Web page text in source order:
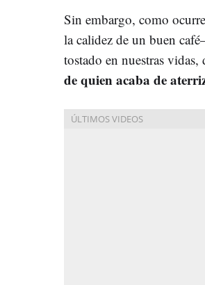
Sin embargo, como
la calidez de un buen
tostado en nuestras
de quien acaba de